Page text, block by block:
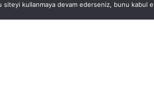
kullanmaya devam ederseniz, bunu kabul